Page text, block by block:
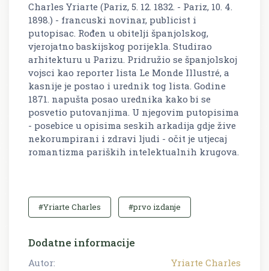
Charles Yriarte (Pariz, 5. 12. 1832. - Pariz, 10. 4.
1898.) - francuski novinar, publicist i
putopisac. Rođen u obitelji španjolskog,
vjerojatno baskijskog porijekla. Studirao
arhitekturu u Parizu. Pridružio se španjolskoj
vojsci kao reporter lista Le Monde Illustré, a
kasnije je postao i urednik tog lista. Godine
1871. napušta posao urednika kako bi se
posvetio putovanjima. U njegovim putopisima
- posebice u opisima seskih arkadija gdje žive
nekorumpirani i zdravi ljudi - očit je utjecaj
romantizma pariških intelektualnih krugova.
#Yriarte Charles #prvo izdanje
Dodatne informacije
Autor:
Yriarte Charles